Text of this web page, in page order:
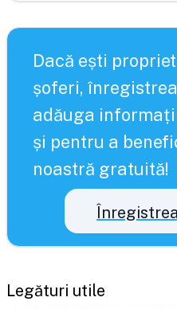
Dacă ești
șoferi,
adăuga
și pentru a
noastră gratuită!
Legături utile